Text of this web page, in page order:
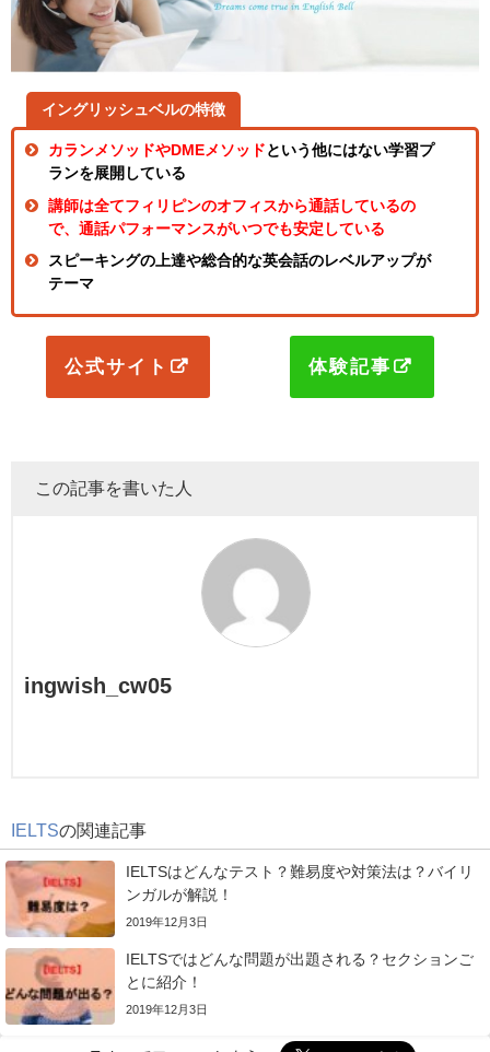
イングリッシュベルの特徴
カランメソッドやDMEメソッド という他にはない学習プ
ランを展開している
講師は全てフィリピンのオフィスから通話しているの
で、通話パフォーマンスがいつでも安定している
スピーキングの上達や総合的な英会話のレベルアップが
テーマ
公式サイト 体験記事
この記事を書いた人
ingwish_cw05
IELTSの関連記事
IELTSはどんなテスト？難易度や対策法は？バイリ
ンガルが解説！
2019年12月3日
IELTSではどんな問題が出題される？セクションご
とに紹介！
2019年12月3日